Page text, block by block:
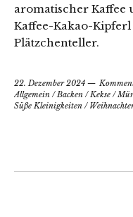
aromatischer Kaffee
Kaffee-Kakao-
Plätzchenteller.
22. Dezember 2024
Allgemein /Backen /Kekse /
Süße Kleinigkeiten /